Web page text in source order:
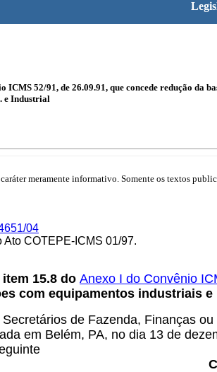
ICMS 52/91, de 26.09.91, que concede redução da
e Industrial
meramente informativo. Somente os textos
04
COTEPE-ICMS 01/97.
15.8 do Anexo I do Convênio
com equipamentos industriais
de Fazenda, Finanças
em Belém, PA, no dia 13 de